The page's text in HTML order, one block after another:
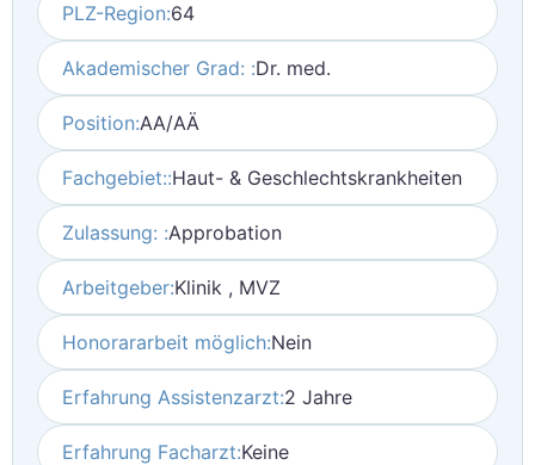
PLZ-Region:64
Akademischer Grad: :Dr. med.
Position:AA/AÄ
Fachgebiet::Haut- & Geschlechtskrankheiten
Zulassung: :Approbation
Arbeitgeber:Klinik , MVZ
Honorararbeit möglich:Nein
Erfahrung Assistenzarzt:2 Jahre
Erfahrung Facharzt:Keine